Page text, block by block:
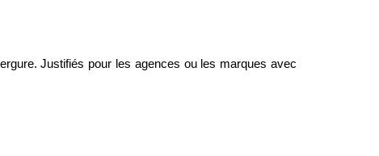
Justifiés pour les agences ou les marques avec